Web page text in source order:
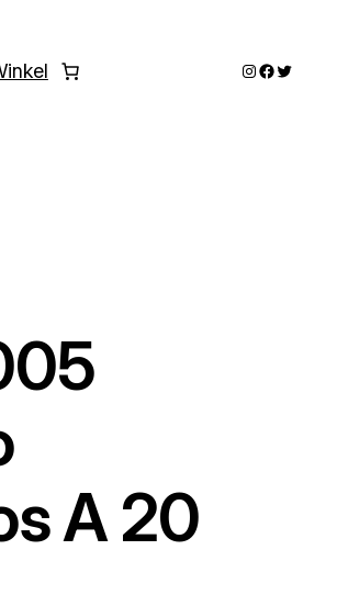
Instagram
Twitter
A 20